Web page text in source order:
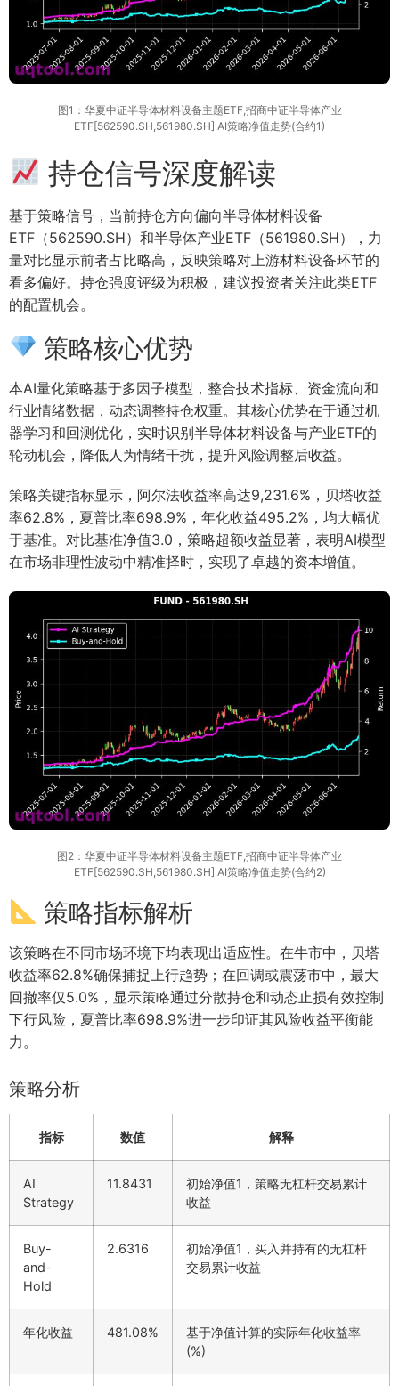
图1：华夏中证半导体材料设备主题ETF,招商中证半导体产业
ETF[562590.SH,561980.SH] AI策略净值走势(合约1)
持仓信号深度解读
基于策略信号，当前持仓方向偏向半导体材料设备
ETF（562590.SH）和半导体产业ETF（561980.SH），力
量对比显示前者占比略高，反映策略对上游材料设备环节的
看多偏好。持仓强度评级为积极，建议投资者关注此类ETF
的配置机会。
策略核心优势
本AI量化策略基于多因子模型，整合技术指标、资金流向和
行业情绪数据，动态调整持仓权重。其核心优势在于通过机
器学习和回测优化，实时识别半导体材料设备与产业ETF的
轮动机会，降低人为情绪干扰，提升风险调整后收益。
策略关键指标显示，阿尔法收益率高达9,231.6%，贝塔收益
率62.8%，夏普比率698.9%，年化收益495.2%，均大幅优
于基准。对比基准净值3.0，策略超额收益显著，表明AI模型
在市场非理性波动中精准择时，实现了卓越的资本增值。
图2：华夏中证半导体材料设备主题ETF,招商中证半导体产业
ETF[562590.SH,561980.SH] AI策略净值走势(合约2)
策略指标解析
该策略在不同市场环境下均表现出适应性。在牛市中，贝塔
收益率62.8%确保捕捉上行趋势；在回调或震荡市中，最大
回撤率仅5.0%，显示策略通过分散持仓和动态止损有效控制
下行风险，夏普比率698.9%进一步印证其风险收益平衡能
力。
策略分析
指标 数值 解释
AI
Strategy
11.8431
初始净值1，策略无杠杆交易累计
收益
Buy-
and-
Hold
2.6316
初始净值1，买入并持有的无杠杆
交易累计收益
年化收益 481.08%
基于净值计算的实际年化收益率
(%)